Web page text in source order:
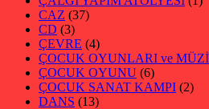
CAZ (37)
CD (3)
ÇEVRE (4)
ÇOCUK OYUNLARI ve
ÇOCUK OYUNU (6)
ÇOCUK SANAT KAMPI (2)
DANS (13)